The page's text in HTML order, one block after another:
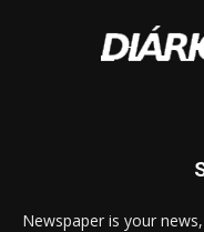
Newspaper is your